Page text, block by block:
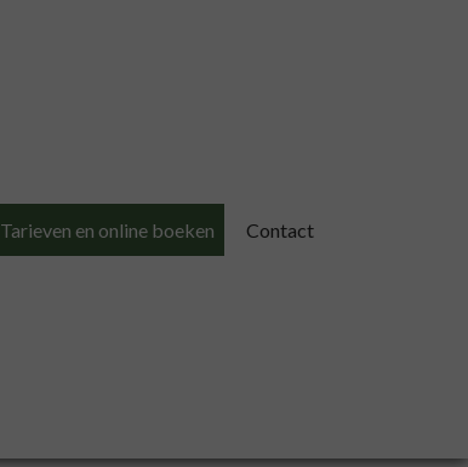
Tarieven en online boeken Contact